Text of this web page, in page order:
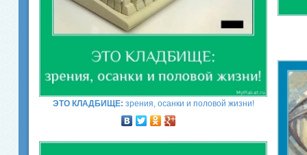
ЭТО КЛАДБИЩЕ: зрения, осанки и половой жизни!